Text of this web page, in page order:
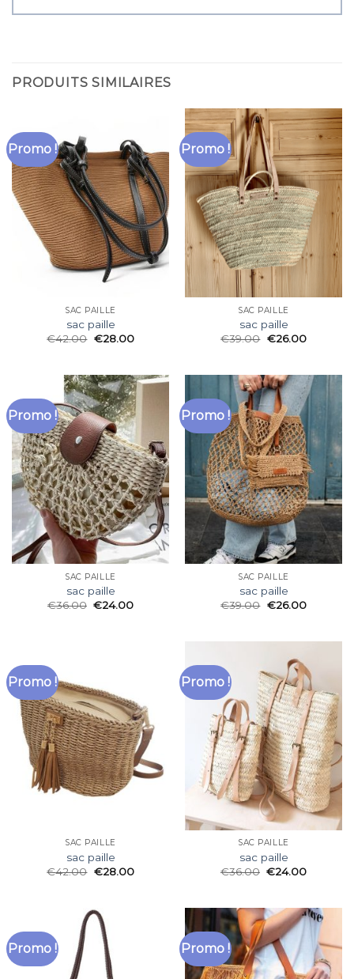
PRODUITS SIMILAIRES
Promo !
SAC PAILLE
sac paille
€42.00 €28.00
Promo !
SAC PAILLE
sac paille
€39.00 €26.00
Promo !
SAC PAILLE
sac paille
€36.00 €24.00
Promo !
SAC PAILLE
sac paille
€39.00 €26.00
Promo !
SAC PAILLE
sac paille
€42.00 €28.00
Promo !
SAC PAILLE
sac paille
€36.00 €24.00
Promo ! Promo !